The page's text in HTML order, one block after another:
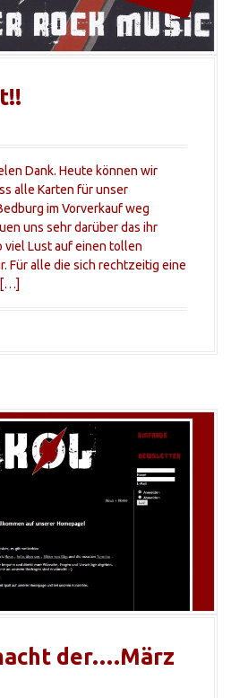
Dank. Heute können wir
alle Karten für unser
im Vorverkauf weg
uns sehr darüber das ihr
Lust auf einen tollen
Für alle die sich rechtzeitig eine
[…]
der….März